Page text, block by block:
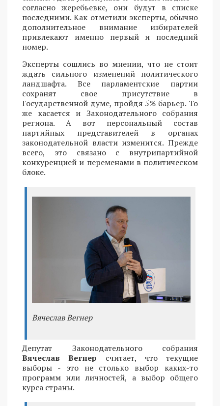
согласно жеребьевке, они будут в списке
последними. Как отметили эксперты, обычно
дополнительное внимание избирателей
привлекают именно первый и последний
номер.
Эксперты сошлись во мнении, что не стоит
ждать сильного изменений политического
ландшафта. Все парламентские партии
сохранят свое присутствие в
Государственной думе, пройдя 5% барьер. То
же касается и Законодательного собрания
региона. А вот персональный состав
партийных представителей в органах
законодательной власти изменится. Прежде
всего, это связано с внутрипартийной
конкуренцией и переменами в политическом
блоке.
Вячеслав Вегнер
Депутат Законодательного собрания
Вячеслав Вегнер считает, что текущие
выборы - это не столько выбор каких-то
программ или личностей, а выбор общего
курса страны.